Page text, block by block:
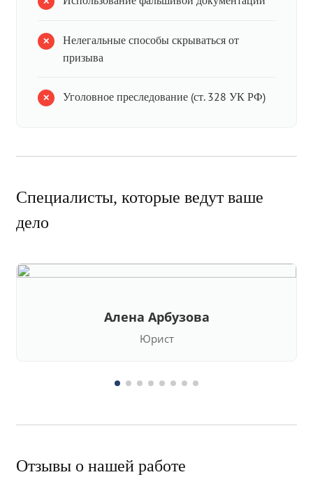
Нелегальные способы скрываться от
призыва
Уголовное преследование (ст. 328 УК РФ)
Специалисты, которые ведут ваше
дело
Алена Арбузова
Юрист
Отзывы о нашей работе